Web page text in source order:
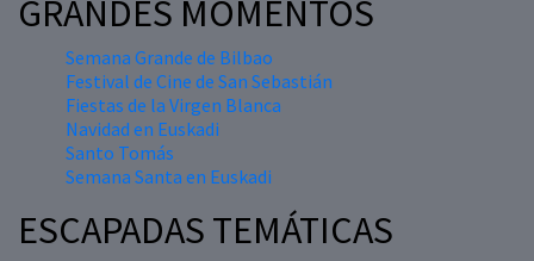
GRANDES MOMENTOS
Semana Grande de Bilbao
Festival de Cine de San Sebastián
Fiestas de la Virgen Blanca
Navidad en Euskadi
Santo Tomás
Semana Santa en Euskadi
ESCAPADAS TEMÁTICAS